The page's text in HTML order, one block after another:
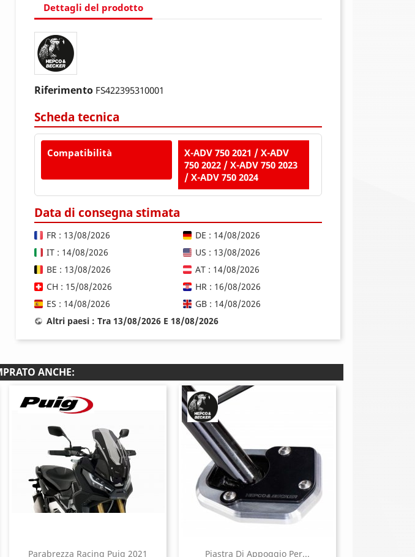
Dettagli del prodotto
Riferimento FS422395310001
Scheda tecnica
Compatibilità
X-ADV 750 2021 / X-ADV
750 2022 / X-ADV 750 2023
/ X-ADV 750 2024
Data di consegna stimata
FR : 13/08/2026
DE : 14/08/2026
IT : 14/08/2026
US : 13/08/2026
BE : 13/08/2026
AT : 14/08/2026
CH : 15/08/2026
HR : 16/08/2026
ES : 14/08/2026
GB : 14/08/2026
Altri paesi : Tra 13/08/2026 E 18/08/2026
ANCHE:
Parabrezza Racing Puig 2021 Piastra Di Appoggio Per...